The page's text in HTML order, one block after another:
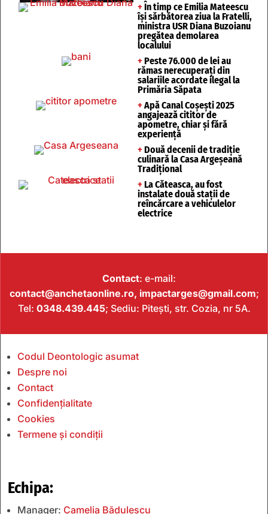
+ În timp ce Emilia Mateescu
își sărbătorea ziua la Fratelli,
ministra USR Diana Buzoianu
pregătea demolarea
localului
+ Peste 76.000 de lei au
rămas nerecuperați din
salariile acordate ilegal la
Primăria Săpata
+ Apă Canal Coșești 2025
angajează cititor de
apometre, chiar și fără
experiență
+ Două decenii de tradiție
culinară la Casa Argeșeană
Tradițional
+ La Căteasca, au fost
instalate două stații de
reîncărcare a vehiculelor
electrice
Contact: e-mail:
contact@anchetaonline.ro, impactarges@gmail.com;
Tel: 0348.439.445; Sediu: Pitești, str. Cozia, nr 5A.
Codul Deontologic asumat
Despre noi
Contact
Confidențialitate
Cookies
Termene și condiții
Echipa:
Manager: Camelia Bădulescu